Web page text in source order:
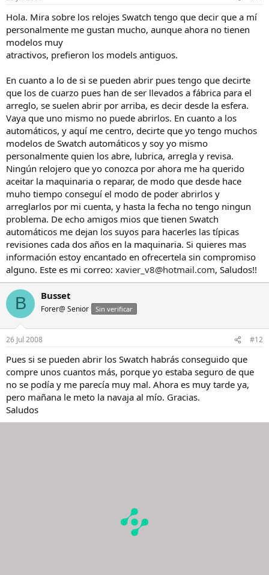
Hola. Mira sobre los relojes Swatch tengo que decir que a mí
personalmente me gustan mucho, aunque ahora no tienen
modelos muy
atractivos, prefieron los models antiguos.
En cuanto a lo de si se pueden abrir pues tengo que decirte
que los de cuarzo pues han de ser llevados a fábrica para el
arreglo, se suelen abrir por arriba, es decir desde la esfera.
Vaya que uno mismo no puede abrirlos. En cuanto a los
automáticos, y aquí me centro, decirte que yo tengo muchos
modelos de Swatch automáticos y soy yo mismo
personalmente quien los abre, lubrica, arregla y revisa.
Ningún relojero que yo conozca por ahora me ha querido
aceitar la maquinaria o reparar, de modo que desde hace
muho tiempo conseguí el modo de poder abrirlos y
arreglarlos por mi cuenta, y hasta la fecha no tengo ningun
problema. De echo amigos mios que tienen Swatch
automáticos me dejan los suyos para hacerles las típicas
revisiones cada dos años en la maquinaria. Si quieres mas
información estoy encantado en ofrecertela sin compromiso
alguno. Este es mi correo: xavier_v8@hotmail.com, Saludos!!
B Busset
Forer@ Senior Sin verificar
26 Jul 2008 #12
Pues si se pueden abrir los Swatch habrás conseguido que
compre unos cuantos más, porque yo estaba seguro de que
no se podía y me parecía muy mal. Ahora es muy tarde ya,
pero mañana le meto la navaja al mío. Gracias.
Saludos